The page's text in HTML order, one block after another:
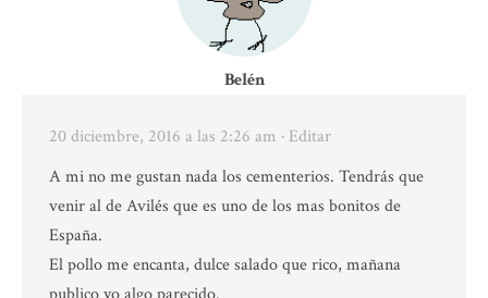
Belén
20 diciembre, 2016 a las 2:26 am · Editar
A mi no me gustan nada los cementerios. Tendrás que
venir al de Avilés que es uno de los mas bonitos de
España.
El pollo me encanta, dulce salado que rico, mañana